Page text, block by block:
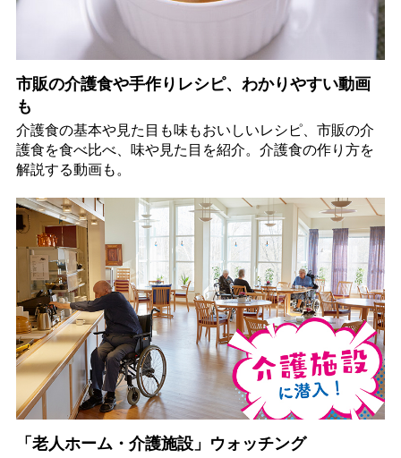
市販の介護食や手作りレシピ、わかりやすい動画
も
介護食の基本や見た目も味もおいしいレシピ、市販の介
護食を食べ比べ、味や見た目を紹介。介護食の作り方を
解説する動画も。
「老人ホーム・介護施設」ウォッチング